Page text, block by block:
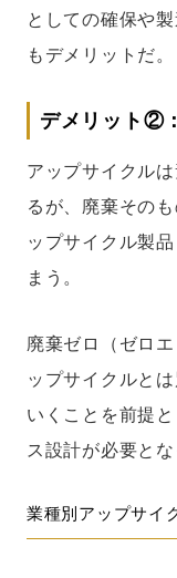
としての確保や
もデメリットだ。
デメリット②
アップサイクル
るが、廃棄その
ップサイクル製
まう。
廃棄ゼロ（ゼロ
ップサイクルと
いくことを前提
ス設計が必要とな
業種別アップサイ